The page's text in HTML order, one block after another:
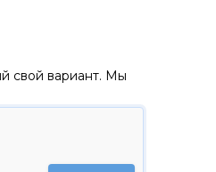
свой вариант. Мы